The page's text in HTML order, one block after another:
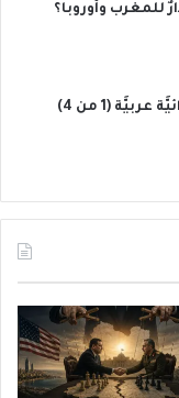
للمغرب وأوروبا؟
(1 من 4)